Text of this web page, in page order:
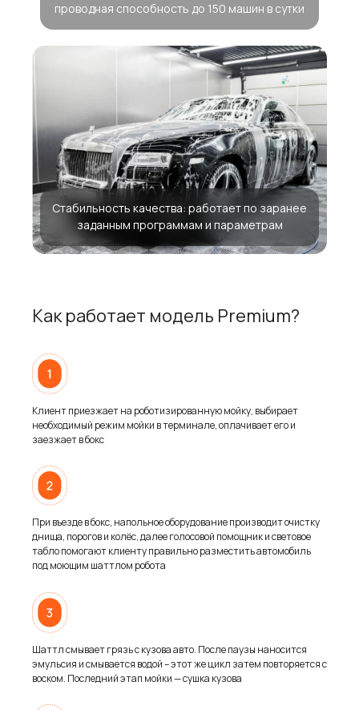
проводная способность до 150 машин в сутки
Стабильность качества: работает по заранее
заданным программам и параметрам
Как работает модель Premium?
Клиент приезжает на роботизированную мойку, выбирает
необходимый режим мойки в терминале, оплачивает его и
заезжает в бокс
При въезде в бокс, напольное оборудование производит очистку
днища, порогов и колёс, далее голосовой помощник и световое
табло помогают клиенту правильно разместить автомобиль
под моющим шаттлом робота
Шаттл смывает грязь с кузова авто. После паузы наносится
эмульсия и смывается водой – этот же цикл затем повторяется с
воском. Последний этап мойки — сушка кузова